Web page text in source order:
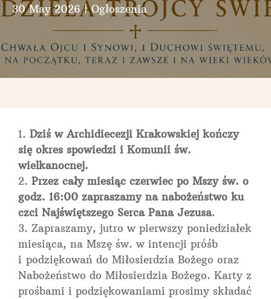
30 May 2026|Ogłoszenia
Dziś w Archidiecezji Krakowskiej kończy
się okres spowiedzi i Komunii św.
wielkanocnej.
Przez cały miesiąc czerwiec po Mszy św. o
godz. 16:00 zapraszamy na nabożeństwo ku
czci Najświętszego Serca Pana Jezusa.
Zapraszamy, jutro w pierwszy poniedziałek
miesiąca, na Mszę św. w intencji próśb
i podziękowań do Miłosierdzia Bożego oraz
Nabożeństwo do Miłosierdzia Bożego. Karty z
prośbami i podziękowaniami prosimy składać